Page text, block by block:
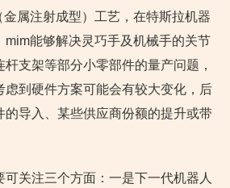
属注射成型）工艺，在特斯拉机器
mim能够解决灵巧手及机械手的关节
支架等部分小零部件的量产问题，
虑到硬件方案可能会有较大变化，后
的导入、某些供应商份额的提升或带
关注三个方面：一是下一代机器人